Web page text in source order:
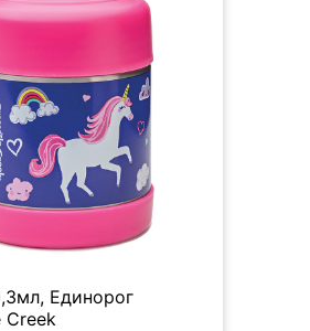
Единорог
Creek